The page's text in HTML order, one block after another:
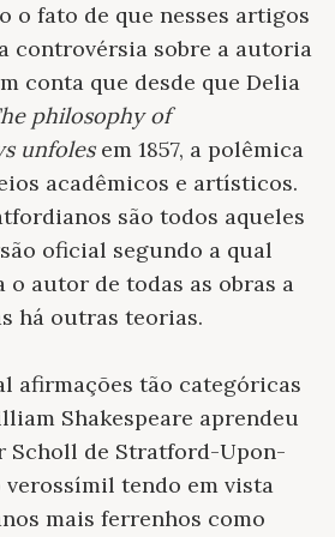
o fato de que nesses artigos
controvérsia sobre a autoria
conta que desde que Delia
philosophy of
unfolesem 1857, a polêmica
acadêmicos e artísticos.
são todos aqueles
oficial segundo a qual
o autor de todas as obras a
há outras teorias.
afirmações tão categóricas
Shakespeare aprendeu
Scholl de Stratford-Upon-
verossímil tendo em vista
mais ferrenhos como